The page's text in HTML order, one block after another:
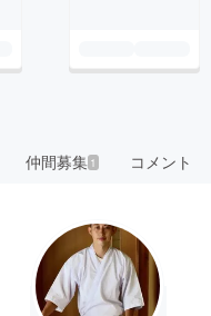
仲間募集 1 コメント